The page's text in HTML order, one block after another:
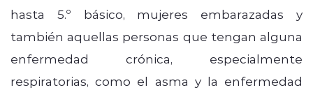
hasta 5.º básico, mujeres embarazadas y
también aquellas personas que tengan alguna
enfermedad crónica, especialmente
respiratorias, como el asma y la enfermedad